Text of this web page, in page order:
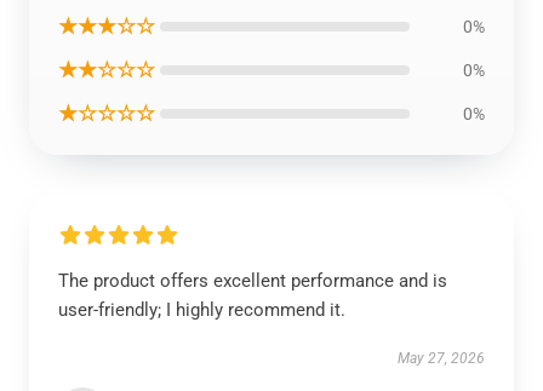
★★★☆☆ 0%
★★☆☆☆ 0%
★☆☆☆☆ 0%
The product offers excellent performance and is
user-friendly; I highly recommend it.
May 27, 2026